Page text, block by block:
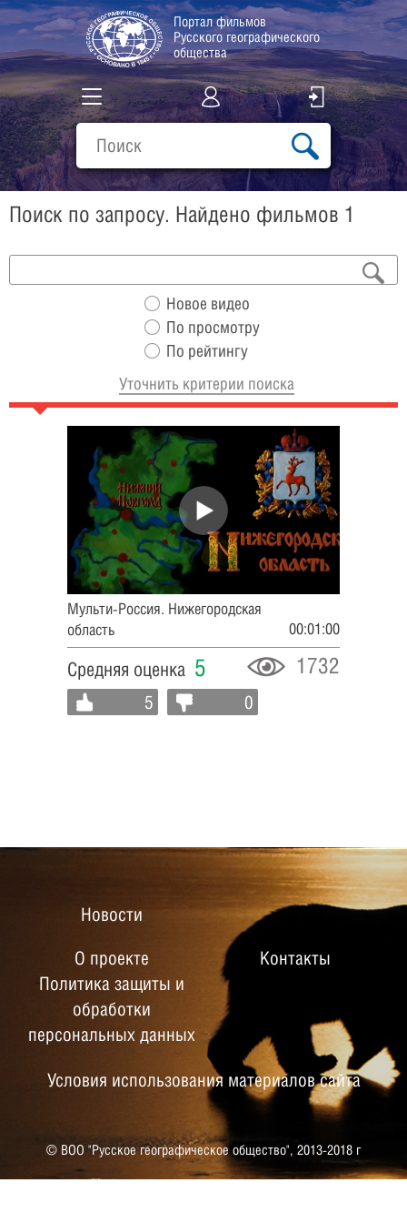
Портал фильмов
Русского географического
общества
Все фильмы
Подборки
О проекте
Поиск по запросу. Найдено фильмов 1
Новое видео
По просмотру
По рейтингу
Уточнить критерии поиска
Мульти-Россия. Нижегородская
область
00:01:00
Средняя оценка 5 1732
5 0
Новости
Условия использования материалов сайта
О проекте
Контакты
Политика защиты и
обработки
персональных данных
© ВОО "Русское географическое общество", 2013-2018 г